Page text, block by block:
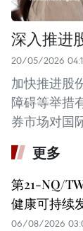
深入推进
20/05/2026
加快推进股
障碍等举措
券市场对国
更多
第21-NQ/
健康可持续
06/08/2026